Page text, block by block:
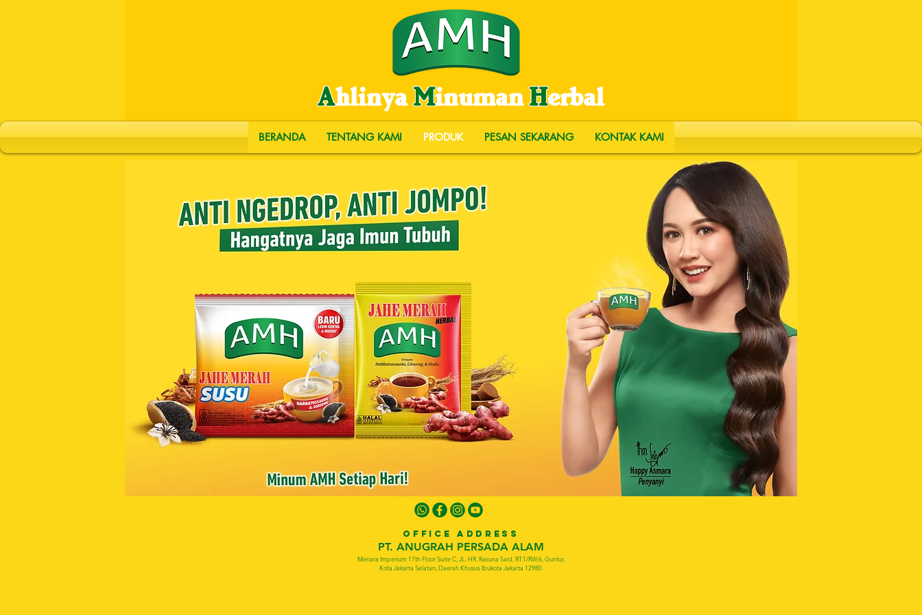
AhlinyaMinumanHerbal
BERANDA TENTANG KAMI PRODUK PESAN SEKARANG KONTAK KAMI
OFFICE ADDRESS
PT. ANUGRAH PERSADA ALAM
Menara Imperium 17th Floor Suite C, JL. HR. Rasuna Said, RT.1/RW.6, Guntur,
Kota Jakarta Selatan, Daerah Khusus Ibukota Jakarta 12980